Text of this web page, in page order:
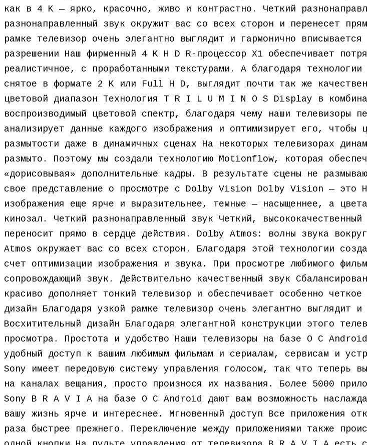
как в 4 K — ярко, красочно, живо и контрастно. Четкий
разнонаправленный звук окружит вас со всех сторон и перенесет
рамке телевизор очень элегантно выглядит и гармонично
разрешении Наш фирменный 4 K H D R-процессор X1 обеспечивает
реалистичное, с проработанными текстурами. А благодаря
снятое в формате 2 K или Full H D, выглядит почти так же
цветовой диапазон Технология T R I L U M I N O S Display в
воспроизводимый цветовой спектр, благодаря чему наши телевизоры
анализирует данные каждого изображения и оптимизирует его,
размытости даже в динамичных сценах На некоторых телевизорах
размыто. Поэтому мы создали технологию Motionflow, которая
«дорисовывая» дополнительные кадры. В результате сцены не
свое представление о просмотре с Dolby Vision Dolby Vision — это
изображения еще ярче и выразительнее, темные — насыщеннее, а
кинозал. Четкий разнонаправленный звук Четкий,
переносит прямо в сердце действия. Dolby Atmos: волны звука
Atmos окружает вас со всех сторон. Благодаря этой технологии
счет оптимизации изображения и звука. При просмотре любимого
сопровождающий звук. Действительно качественный звук
красиво дополняет тонкий телевизор и обеспечивает особенно
дизайн Благодаря узкой рамке телевизор очень элегантно выглядит
Восхитительный дизайн Благодаря элегантной конструкции этого
просмотра. Простота и удобство Наши телевизоры на базе О С
удобный доступ к вашим любимым фильмам и сериалам, сервисам и
Sony имеет передовую систему управления голосом, так что теперь
на каналах вещания, просто произнося их названия. Более 5000
Sony B R A V I A на базе О С Android дают вам возможность
вашу жизнь ярче и интереснее. Мгновенный доступ Все приложения
раза быстрее прежнего. Переключение между приложениями также